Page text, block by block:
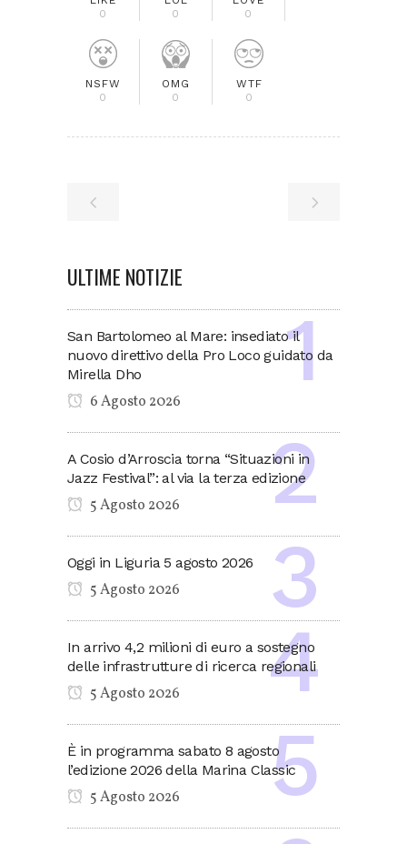
0
0
0
NSFW
0
OMG
0
WTF
0
ULTIME NOTIZIE
San Bartolomeo al Mare: insediato il
nuovo direttivo della Pro Loco guidato da
Mirella Dho
6 Agosto 2026
A Cosio d’Arroscia torna “Situazioni in
Jazz Festival”: al via la terza edizione
5 Agosto 2026
Oggi in Liguria 5 agosto 2026
5 Agosto 2026
In arrivo 4,2 milioni di euro a sostegno
delle infrastrutture di ricerca regionali
5 Agosto 2026
È in programma sabato 8 agosto
l’edizione 2026 della Marina Classic
5 Agosto 2026